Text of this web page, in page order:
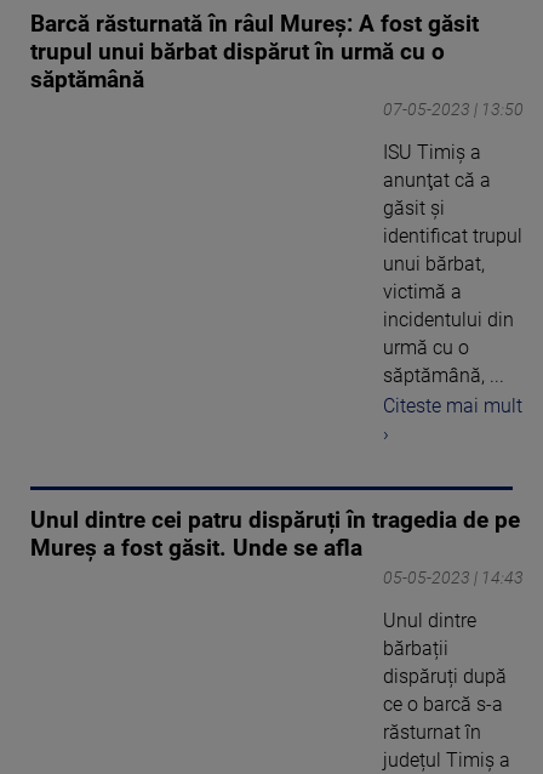
Barcă răsturnată în râul Mureş: A fost găsit
trupul unui bărbat dispărut în urmă cu o
săptămână
07-05-2023 | 13:50
ISU Timiş a
anunţat că a
găsit şi
identificat trupul
unui bărbat,
victimă a
incidentului din
urmă cu o
săptămână, ...
Citeste mai mult
›
Unul dintre cei patru dispăruți în tragedia de pe
Mureș a fost găsit. Unde se afla
05-05-2023 | 14:43
Unul dintre
bărbații
dispăruți după
ce o barcă s-a
răsturnat în
județul Timiș a